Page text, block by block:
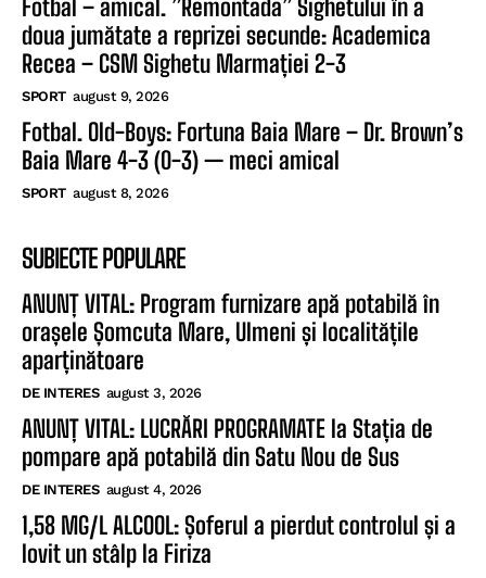
Fotbal – amical. ”Remontada” Sighetului în a
doua jumătate a reprizei secunde: Academica
Recea – CSM Sighetu Marmației 2-3
SPORT august 9, 2026
Fotbal. Old-Boys: Fortuna Baia Mare – Dr. Brown’s
Baia Mare 4-3 (0-3) — meci amical
SPORT august 8, 2026
SUBIECTE POPULARE
ANUNȚ VITAL: Program furnizare apă potabilă în
orașele Șomcuta Mare, Ulmeni și localitățile
aparținătoare
DE INTERES august 3, 2026
ANUNȚ VITAL: LUCRĂRI PROGRAMATE la Stația de
pompare apă potabilă din Satu Nou de Sus
DE INTERES august 4, 2026
1,58 MG/L ALCOOL: Șoferul a pierdut controlul și a
lovit un stâlp la Firiza